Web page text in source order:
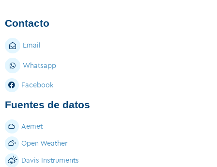
Contacto
Email
Whatsapp
Facebook
Fuentes de datos
Aemet
Open Weather
Davis Instruments